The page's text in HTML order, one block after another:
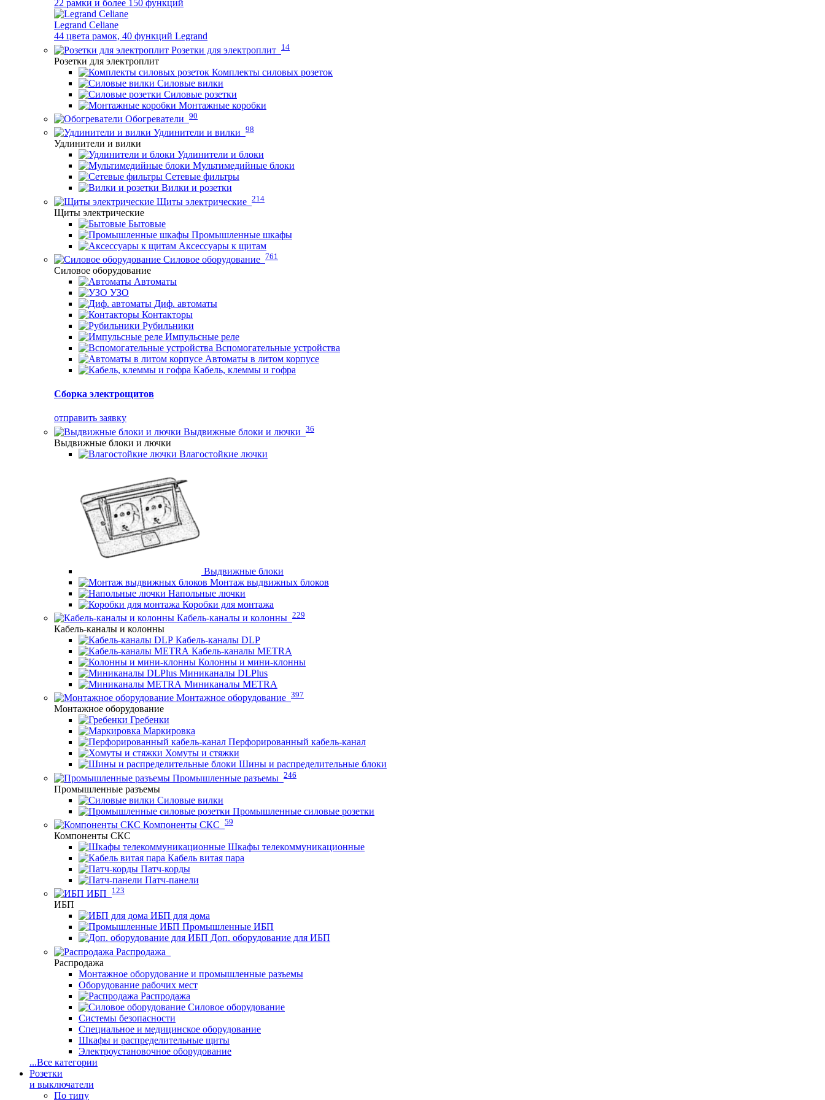
22 рамки и более 150 функций
Legrand Celiane
44 цвета рамок, 40 функций Legrand
Розетки для электроплит 14
Розетки для электроплит
Комплекты силовых розеток
Силовые вилки
Силовые розетки
Монтажные коробки
Обогреватели 90
Удлинители и вилки 98
Удлинители и вилки
Удлинители и блоки
Мультимедийные блоки
Сетевые фильтры
Вилки и розетки
Щиты электрические 214
Щиты электрические
Бытовые
Промышленные шкафы
Аксессуары к щитам
Силовое оборудование 761
Силовое оборудование
Автоматы
УЗО
Диф. автоматы
Контакторы
Рубильники
Импульсные реле
Вспомогательные устройства
Автоматы в литом корпусе
Кабель, клеммы и гофра
Сборка электрощитов
отправить заявку
Выдвижные блоки и лючки 36
Выдвижные блоки и лючки
Влагостойкие лючки
Выдвижные блоки
Монтаж выдвижных блоков
Напольные лючки
Коробки для монтажа
Кабель-каналы и колонны 229
Кабель-каналы и колонны
Кабель-каналы DLP
Кабель-каналы METRA
Колонны и мини-клонны
Миниканалы DLPlus
Миниканалы METRA
Монтажное оборудование 397
Монтажное оборудование
Гребенки
Маркировка
Перфорированный кабель-канал
Хомуты и стяжки
Шины и распределительные блоки
Промышленные разъемы 246
Промышленные разъемы
Силовые вилки
Промышленные силовые розетки
Компоненты СКС 59
Компоненты СКС
Шкафы телекоммуникационные
Кабель витая пара
Патч-корды
Патч-панели
ИБП
123
ИБП
ИБП для дома
Промышленные ИБП
Доп. оборудование для ИБП
Распродажа
Распродажа
Монтажное оборудование и промышленные разъемы
Оборудование рабочих мест
Распродажа
Силовое оборудование
Системы безопасности
Специальное и медицинское оборудование
Шкафы и распределительные щиты
Электроустановочное оборудование
...Все категории
Розетки
и выключатели
По типу